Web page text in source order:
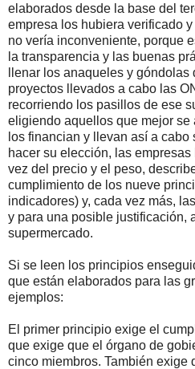
elaborados desde la base del
empresa los hubiera verificado
no vería inconveniente, porque
la transparencia y las buenas
llenar los anaqueles y
proyectos llevados a cabo las
recorriendo los pasillos de ese
eligiendo aquellos que mejor se
los financian y llevan así a cabo
hacer su elección, las
vez del precio y el peso,
cumplimiento de los nueve
indicadores) y, cada vez más,
y para una posible justificación,
supermercado.
Si se leen los principios
que están elaborados para las
ejemplos:
El primer principio exige el
que exige que el órgano de
cinco miembros. También exige